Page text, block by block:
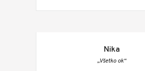
Nika
„Všetko ok“